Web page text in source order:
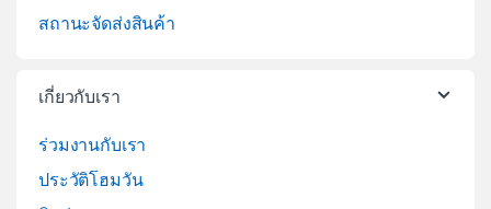
สถานะจัดส่งสินค้า
เกี่ยวกับเรา
ร่วมงานกับเรา
ประวัติโฮมวัน